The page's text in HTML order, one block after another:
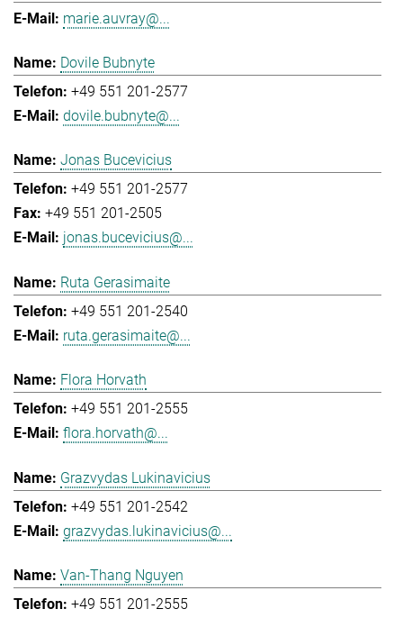
marie.auvray@...
Dovile Bubnyte
+49 551 201-2577
dovile.bubnyte@...
Jonas Bucevicius
+49 551 201-2577
+49 551 201-2505
jonas.bucevicius@...
Ruta Gerasimaite
+49 551 201-2540
ruta.gerasimaite@...
Flora Horvath
+49 551 201-2555
flora.horvath@...
Grazvydas Lukinavicius
+49 551 201-2542
grazvydas.lukinavicius@...
Van-Thang Nguyen
+49 551 201-2555